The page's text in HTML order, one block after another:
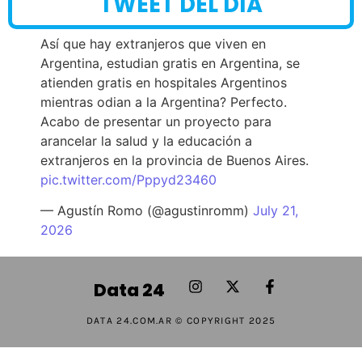
Así que hay extranjeros que viven en
Argentina, estudian gratis en Argentina, se
atienden gratis en hospitales Argentinos
mientras odian a la Argentina? Perfecto.
Acabo de presentar un proyecto para
arancelar la salud y la educación a
extranjeros en la provincia de Buenos Aires.
pic.twitter.com/Pppyd23460
— Agustín Romo (@agustinromm) July 21,
2026
Data 24
DATA 24.COM.AR © COPYRIGHT 2025